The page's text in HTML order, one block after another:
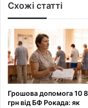
Схожі статті
Грошова допомога 10
грн від БФ Рокада: як